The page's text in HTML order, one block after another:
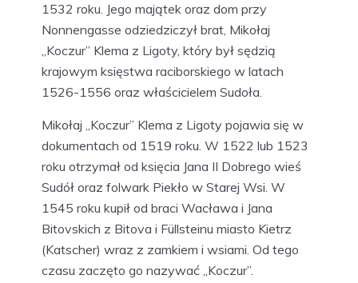
1532 roku. Jego majątek oraz dom przy
Nonnengasse odziedziczył brat, Mikołaj
„Koczur” Klema z Ligoty, który był sędzią
krajowym księstwa raciborskiego w latach
1526-1556 oraz właścicielem Sudoła.
Mikołaj „Koczur” Klema z Ligoty pojawia się w
dokumentach od 1519 roku. W 1522 lub 1523
roku otrzymał od księcia Jana II Dobrego wieś
Sudół oraz folwark Piekło w Starej Wsi. W
1545 roku kupił od braci Wacława i Jana
Bitovskich z Bitova i Füllsteinu miasto Kietrz
(Katscher) wraz z zamkiem i wsiami. Od tego
czasu zaczęto go nazywać „Koczur”.